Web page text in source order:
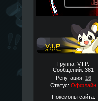
Группа: V.I.P.
Сообщений: 381
Репутация: 16
Статус: Оффлайн
Покемоны сайта: